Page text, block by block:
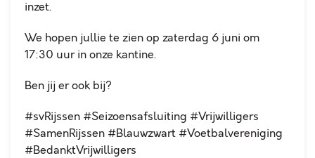
inzet.
We hopen jullie te zien op zaterdag 6 juni om
17:30 uur in onze kantine.
Ben jij er ook bij?
#svRijssen #Seizoensafsluiting #Vrijwilligers
#SamenRijssen #Blauwzwart #Voetbalvereniging
#BedanktVrijwilligers